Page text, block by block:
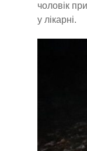
чоловік
у лікарні.